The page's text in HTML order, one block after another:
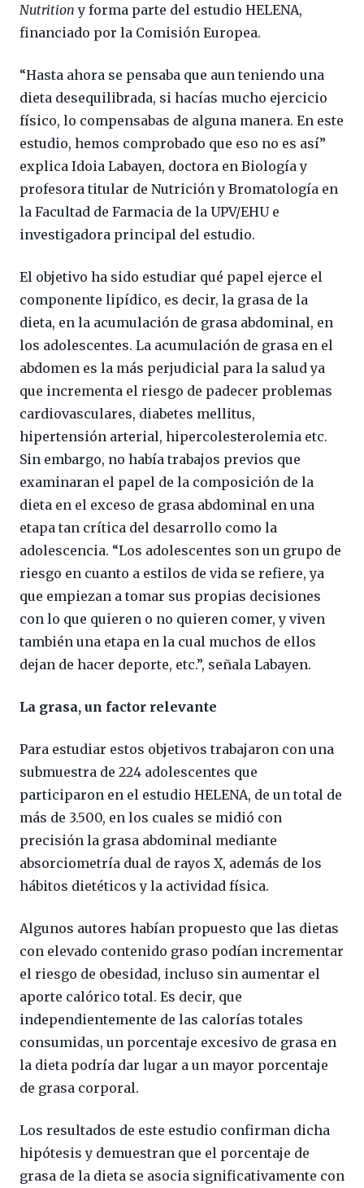
Nutrition y forma parte del estudio HELENA,
financiado por la Comisión Europea.
“Hasta ahora se pensaba que aun teniendo una
dieta desequilibrada, si hacías mucho ejercicio
físico, lo compensabas de alguna manera. En este
estudio, hemos comprobado que eso no es así”
explica Idoia Labayen, doctora en Biología y
profesora titular de Nutrición y Bromatología en
la Facultad de Farmacia de la UPV/EHU e
investigadora principal del estudio.
El objetivo ha sido estudiar qué papel ejerce el
componente lipídico, es decir, la grasa de la
dieta, en la acumulación de grasa abdominal, en
los adolescentes. La acumulación de grasa en el
abdomen es la más perjudicial para la salud ya
que incrementa el riesgo de padecer problemas
cardiovasculares, diabetes mellitus,
hipertensión arterial, hipercolesterolemia etc.
Sin embargo, no había trabajos previos que
examinaran el papel de la composición de la
dieta en el exceso de grasa abdominal en una
etapa tan crítica del desarrollo como la
adolescencia. “Los adolescentes son un grupo de
riesgo en cuanto a estilos de vida se refiere, ya
que empiezan a tomar sus propias decisiones
con lo que quieren o no quieren comer, y viven
también una etapa en la cual muchos de ellos
dejan de hacer deporte, etc.”, señala Labayen.
La grasa, un factor relevante
Para estudiar estos objetivos trabajaron con una
submuestra de 224 adolescentes que
participaron en el estudio HELENA, de un total de
más de 3.500, en los cuales se midió con
precisión la grasa abdominal mediante
absorciometría dual de rayos X, además de los
hábitos dietéticos y la actividad física.
Algunos autores habían propuesto que las dietas
con elevado contenido graso podían incrementar
el riesgo de obesidad, incluso sin aumentar el
aporte calórico total. Es decir, que
independientemente de las calorías totales
consumidas, un porcentaje excesivo de grasa en
la dieta podría dar lugar a un mayor porcentaje
de grasa corporal.
Los resultados de este estudio confirman dicha
hipótesis y demuestran que el porcentaje de
grasa de la dieta se asocia significativamente con